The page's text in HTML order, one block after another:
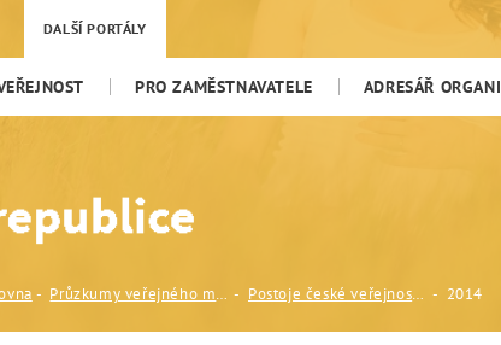
DALŠÍ PORTÁLY
PRO ZAMĚSTNAVATELE ADRESÁŘ
Průzkumy veřejného mínění Postoje české veřejnosti k cizincům (CVVM, Sociologický ústav AV ČR, v.v.i.) 2014